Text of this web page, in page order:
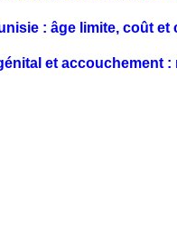
: âge limite, coût
et accouchement